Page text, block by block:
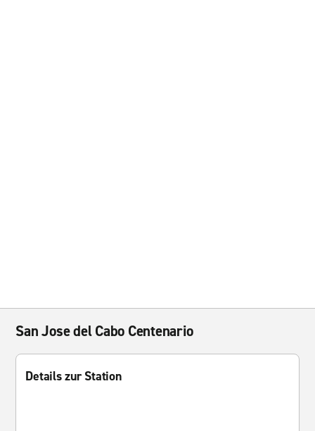
San Jose del Cabo Centenario
Details zur Station